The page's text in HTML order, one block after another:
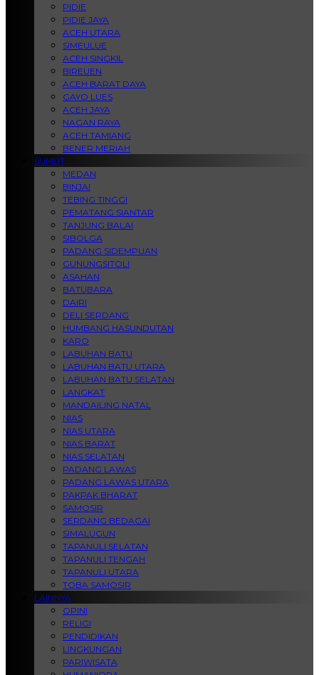
PIDIE
PIDIE JAYA
ACEH UTARA
SIMEULUE
ACEH SINGKIL
BIREUEN
ACEH BARAT DAYA
GAYO LUES
ACEH JAYA
NAGAN RAYA
ACEH TAMIANG
BENER MERIAH
SUMUT
MEDAN
BINJAI
TEBING TINGGI
PEMATANG SIANTAR
TANJUNG BALAI
SIBOLGA
PADANG SIDEMPUAN
GUNUNGSITOLI
ASAHAN
BATUBARA
DAIRI
DELI SERDANG
HUMBANG HASUNDUTAN
KARO
LABUHAN BATU
LABUHAN BATU UTARA
LABUHAN BATU SELATAN
LANGKAT
MANDAILING NATAL
NIAS
NIAS UTARA
NIAS BARAT
NIAS SELATAN
PADANG LAWAS
PADANG LAWAS UTARA
PAKPAK BHARAT
SAMOSIR
SERDANG BEDAGAI
SIMALUGUN
TAPANULI SELATAN
TAPANULI TENGAH
TAPANULI UTARA
TOBA SAMOSIR
LAINNYA
OPINI
RELIGI
PENDIDIKAN
LINGKUNGAN
PARIWISATA